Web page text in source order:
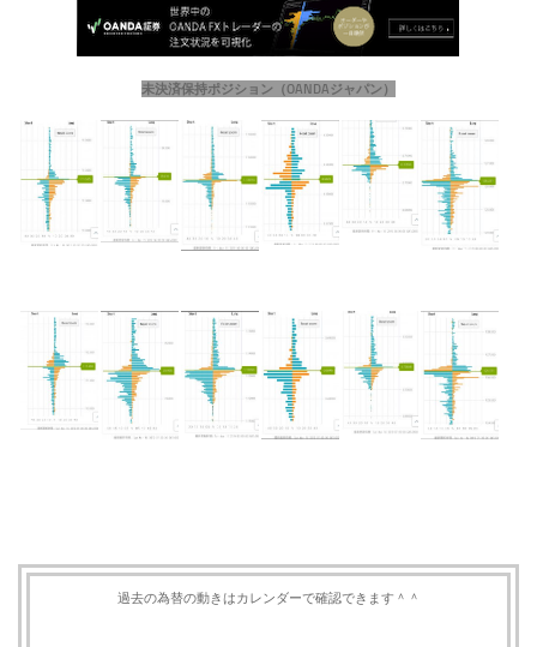
未決済保持ポジション（OANDAジャパン）
過去の為替の動きはカレンダーで確認できます＾＾